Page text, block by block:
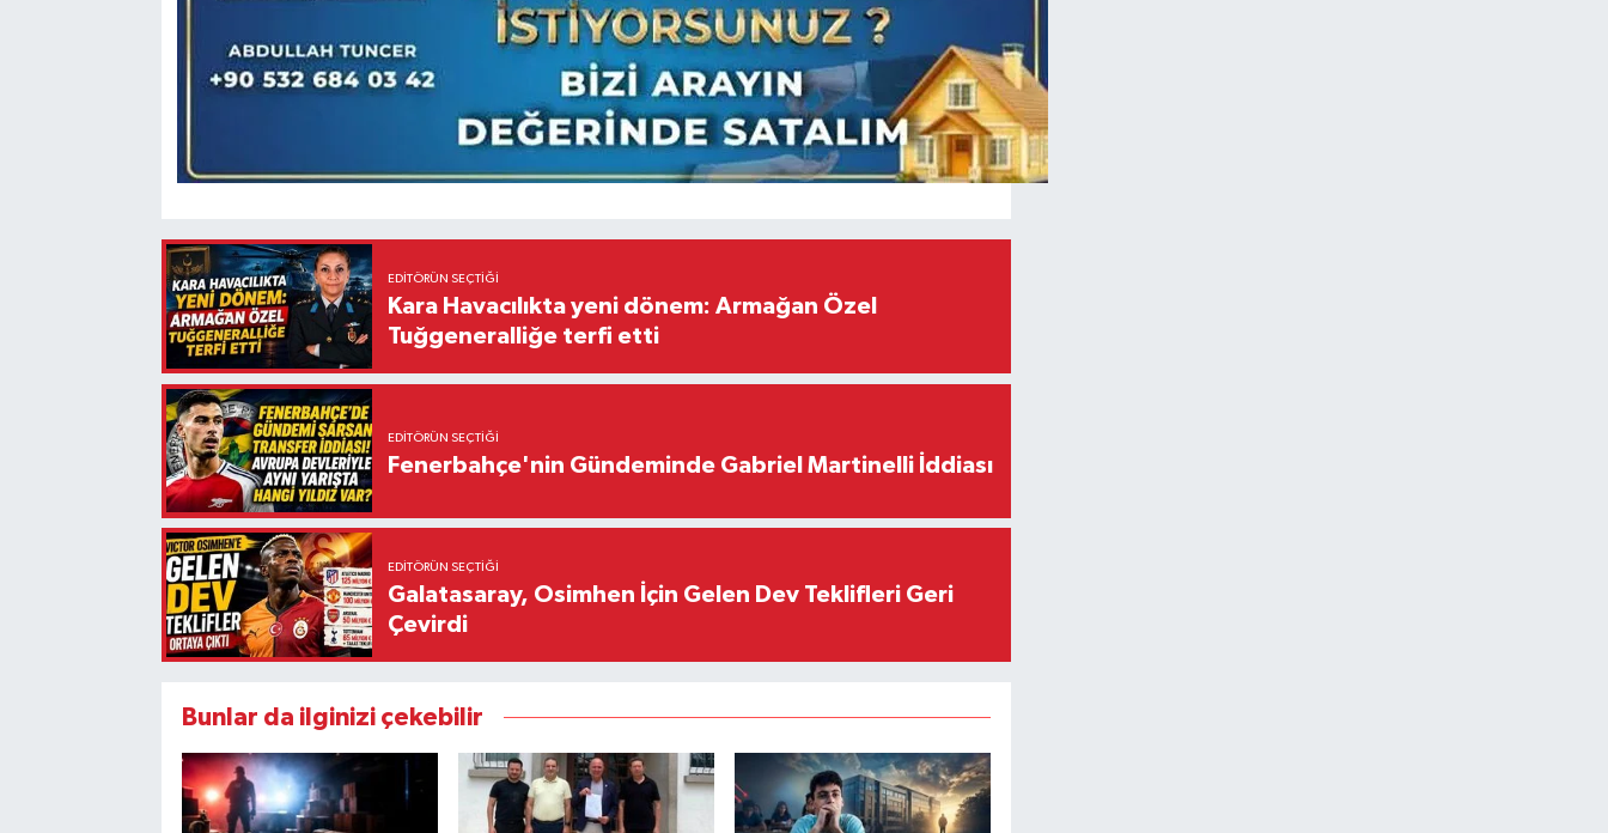
EDITÖRÜN SEÇTIĞI
Kara Havacılıkta yeni dönem: Armağan Özel
Tuğgeneralliğe terfi etti
EDITÖRÜN SEÇTIĞI
Fenerbahçe'nin Gündeminde Gabriel Martinelli İddiası
EDITÖRÜN SEÇTIĞI
Galatasaray, Osimhen İçin Gelen Dev Teklifleri Geri
Çevirdi
Bunlar da ilginizi çekebilir